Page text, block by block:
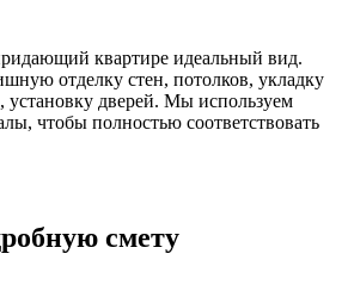
квартире идеальный вид.
отделку стен, потолков, укладку
дверей. Мы используем
чтобы полностью соответствовать
смету